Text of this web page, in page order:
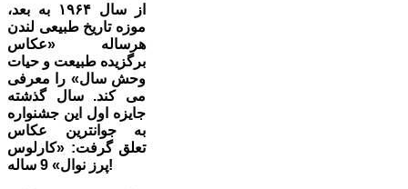
از سال ۱۹۶۴ به بعد،
موزه تاریخ طبیعی لندن
هرساله «عکاس
برگزیده طبیعت و حیات
وحش سال» را معرفی
می کند. سال گذشته
جایزه اول این جشنواره
به جوانترین عکاس
تعلق گرفت: «کارلوس
پرز نوال» 9 ساله!